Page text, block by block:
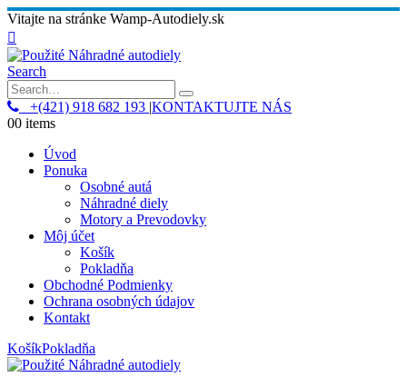
Vitajte na stránke Wamp-Autodiely.sk
Search
+(421) 918 682 193 |KONTAKTUJTE NÁS
00 items
Úvod
Ponuka
Osobné autá
Náhradné diely
Motory a Prevodovky
Môj účet
Košík
Pokladňa
Obchodné Podmienky
Ochrana osobných údajov
Kontakt
KošíkPokladňa